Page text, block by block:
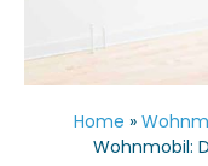
Home »
Wohnmobil: